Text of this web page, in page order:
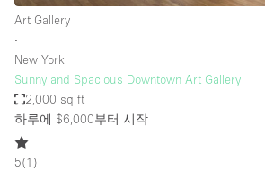
Art Gallery
∙
New York
Sunny and Spacious Downtown Art Gallery
2,000 sq ft
하루에 $6,000부터 시작
5(1 )